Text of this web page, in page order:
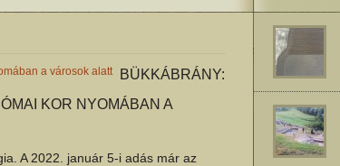
a városok alatt
BÜKKÁBRÁNY:
KOR NYOMÁBAN A
A 2022. január 5-i adás már az